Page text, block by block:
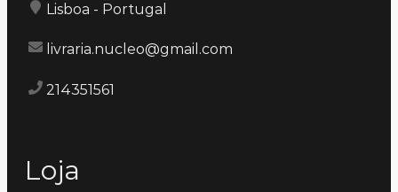
Lisboa - Portugal
livraria.nucleo@gmail.com
214351561
Loja